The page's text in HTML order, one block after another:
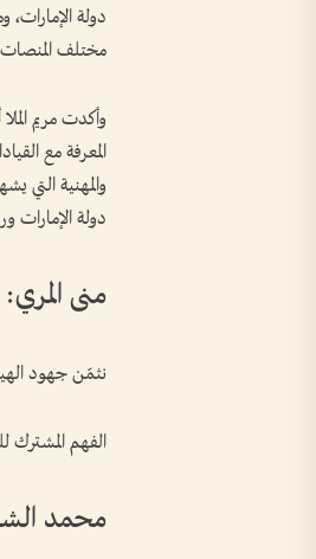
دولة
مختلف
وأكدت مريم
المعرفة مع
والمهنية
دولة الإمارات
منى المري:
نثمّن جهود
الفهم المشترك
محمد